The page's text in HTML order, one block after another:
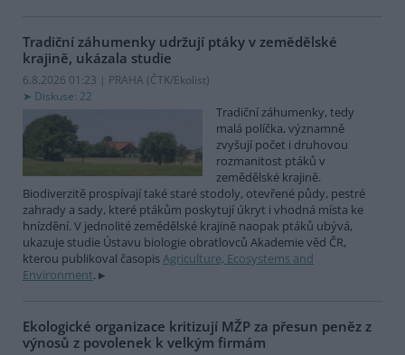
Tradiční záhumenky udržují ptáky v zemědělské
krajině, ukázala studie
6.8.2026 01:23 | PRAHA (ČTK/Ekolist)
Diskuse: 22
Tradiční záhumenky, tedy
malá políčka, významně
zvyšují počet i druhovou
rozmanitost ptáků v
zemědělské krajině.
Biodiverzitě prospívají také staré stodoly, otevřené půdy, pestré
zahrady a sady, které ptákům poskytují úkryt i vhodná místa ke
hnízdění. V jednolité zemědělské krajině naopak ptáků ubývá,
ukazuje studie Ústavu biologie obratlovců Akademie věd ČR,
kterou publikoval časopisAgriculture, Ecosystems and
Environment.
Ekologické organizace kritizují MŽP za přesun peněz z
výnosů z povolenek k velkým firmám